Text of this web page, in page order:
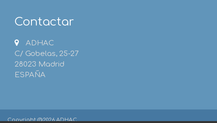
Contactar
ADHAC
C/ Gobelas, 25-27
28023 Madrid
ESPAÑA
Copyright @2026 ADHAC